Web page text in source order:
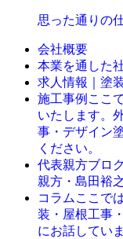
思った通りの
会社概要
本業を通した
求人情報｜塗
施工事例 ここ
いたします。
事・デザイン
ください。
代表親方ブロ
親方・島田裕
コラム ここで
装・屋根工事
にお話してい